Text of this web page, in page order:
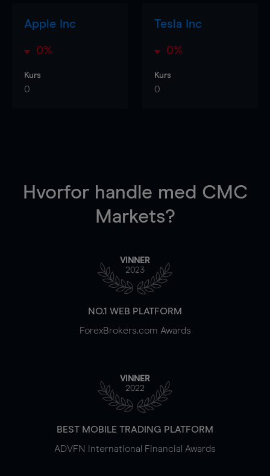
Apple Inc
0%
Kurs
0
Tesla Inc
0%
Kurs
0
Hvorfor handle med CMC
Markets?
VINNER
2023
NO.1 WEB PLATFORM
ForexBrokers.com Awards
VINNER
2022
BEST MOBILE TRADING PLATFORM
ADVFN International Financial Awards